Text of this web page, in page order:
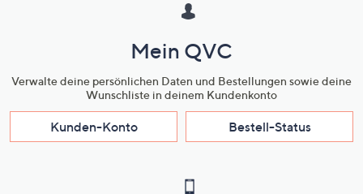
Mein QVC
Verwalte deine persönlichen Daten und Bestellungen sowie deine
Wunschliste in deinem Kundenkonto
Kunden-Konto Bestell-Status